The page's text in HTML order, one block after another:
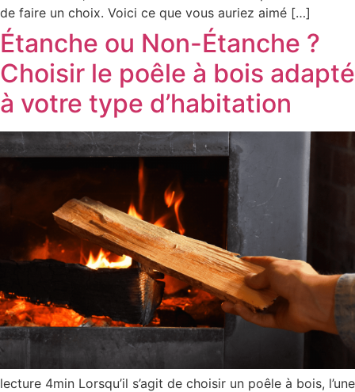
de faire un choix. Voici ce que vous auriez aimé […]
Étanche ou Non-Étanche ?
Choisir le poêle à bois adapté
à votre type d’habitation
lecture 4min Lorsqu’il s’agit de choisir un poêle à bois, l’une